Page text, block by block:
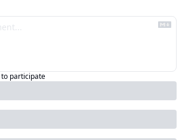
to participate